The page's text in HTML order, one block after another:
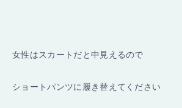
女性はスカートだと中見えるので
ショートパンツに履き替えてください